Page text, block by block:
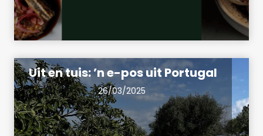
Uit en tuis: ’n e-pos uit Portugal
26/03/2025